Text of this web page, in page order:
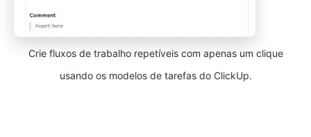
Crie fluxos de trabalho repetíveis com apenas um clique
usando os modelos de tarefas do ClickUp.